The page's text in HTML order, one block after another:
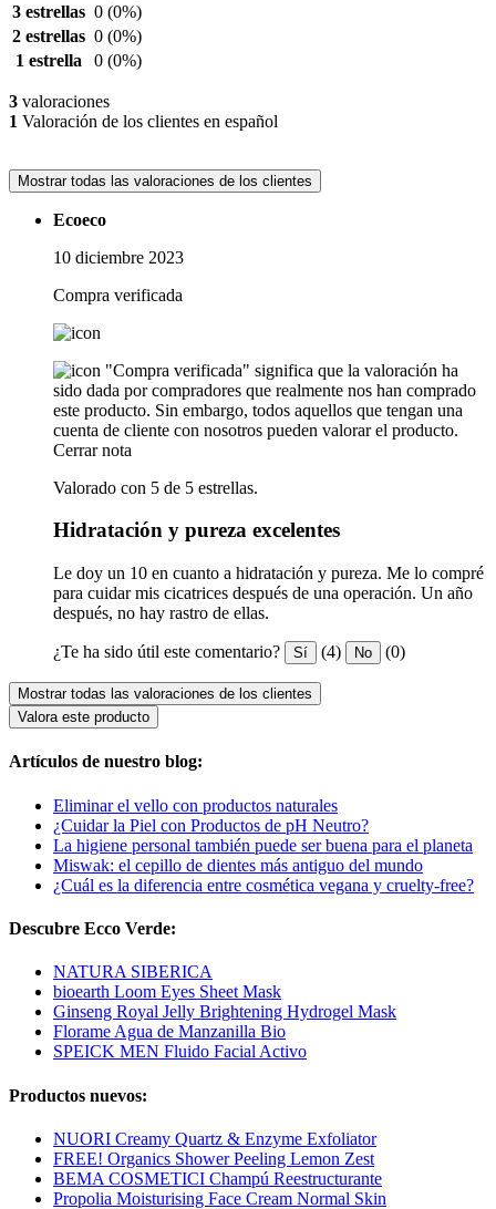
3 estrellas 0 (0%)
2 estrellas 0 (0%)
1 estrella
0 (0%)
3 valoraciones
1 Valoración de los clientes en español
Mostrar todas las valoraciones de los clientes
Ecoeco
10 diciembre 2023
Compra verificada
"Compra verificada" significa que la valoración ha
sido dada por compradores que realmente nos han comprado
este producto. Sin embargo, todos aquellos que tengan una
cuenta de cliente con nosotros pueden valorar el producto.
Cerrar nota
Valorado con 5 de 5 estrellas.
Hidratación y pureza excelentes
Le doy un 10 en cuanto a hidratación y pureza. Me lo compré
para cuidar mis cicatrices después de una operación. Un año
después, no hay rastro de ellas.
¿Te ha sido útil este comentario? Sí (4) No (0)
Mostrar todas las valoraciones de los clientes
Valora este producto
Artículos de nuestro blog:
Eliminar el vello con productos naturales
¿Cuidar la Piel con Productos de pH Neutro?
La higiene personal también puede ser buena para el planeta
Miswak: el cepillo de dientes más antiguo del mundo
¿Cuál es la diferencia entre cosmética vegana y cruelty-free?
Descubre Ecco Verde:
NATURA SIBERICA
bioearth Loom Eyes Sheet Mask
Ginseng Royal Jelly Brightening Hydrogel Mask
Florame Agua de Manzanilla Bio
SPEICK MEN Fluido Facial Activo
Productos nuevos:
NUORI Creamy Quartz & Enzyme Exfoliator
FREE! Organics Shower Peeling Lemon Zest
BEMA COSMETICI Champú Reestructurante
Propolia Moisturising Face Cream Normal Skin